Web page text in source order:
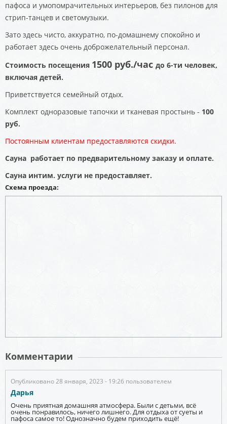
пафоса и умопомрачительных интерьеров, без пилонов для
стрип-танцев и светомузыки.
Зато здесь чисто, аккуратно, по-домашнему спокойно и
работает здесь очень доброжелательный персонал.
Стоимость посещения 1500 руб./час до 6-ти человек,
включая детей.
Приветствуется семейный отдых.
Комплект одноразовые тапочки и тканевая простынь - 100
руб.
Постоянным клиентам предоставляются скидки.
Сауна работает по предварительному заказу и оплате.
Сауна интим. услуги не предоставляет.
Схема проезда:
Комментарии
Опубликовано 28 января, 2023 - 19:26 пользователем
Дарья
Очень приятная домашняя атмосфера. Были с детьми, всё
очень понравилось, ничего лишнего. Для отдыха от суеты и
пафоса самое то! Однозначно будем приходить ещё!